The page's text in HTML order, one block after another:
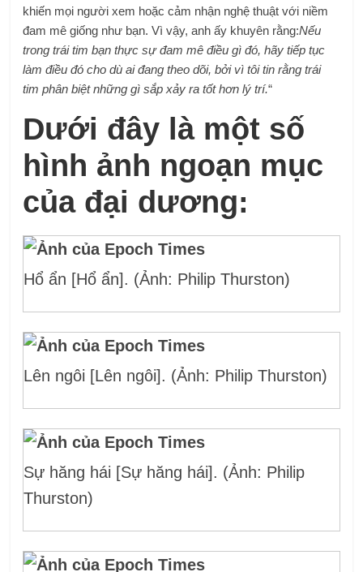
khiến mọi người xem hoặc cảm nhận nghệ thuật với niềm
đam mê giống như bạn. Vì vậy, anh ấy khuyên rằng:Nếu
trong trái tim bạn thực sự đam mê điều gì đó, hãy tiếp tục
làm điều đó cho dù ai đang theo dõi, bởi vì tôi tin rằng trái
tim phân biệt những gì sắp xảy ra tốt hơn lý trí.“
Dưới đây là một số
hình ảnh ngoạn mục
của đại dương:
Hổ ẩn [Hổ ẩn]. (Ảnh: Philip Thurston)
Lên ngôi [Lên ngôi]. (Ảnh: Philip Thurston)
Sự hăng hái [Sự hăng hái]. (Ảnh: Philip
Thurston)